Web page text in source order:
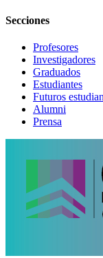
Secciones
Profesores
Investigadores
Graduados
Estudiantes
Futuros
Alumni
Prensa